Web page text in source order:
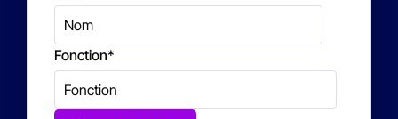
Fonction*